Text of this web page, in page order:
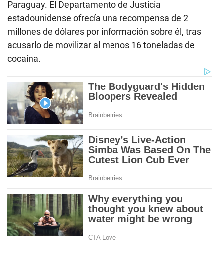
Paraguay. El Departamento de Justicia
estadounidense ofrecía una recompensa de 2
millones de dólares por información sobre él, tras
acusarlo de movilizar al menos 16 toneladas de
cocaína.